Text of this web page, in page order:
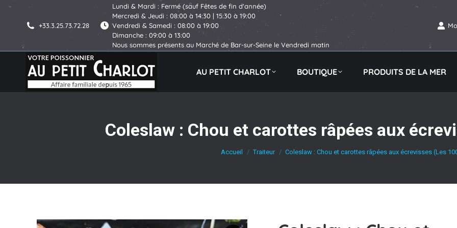
+33.3.25.73.72.28
Lundi & Mardi : Fermé (sauf Fêtes de fin d'année)
Mercredi & Jeudi : 08:00 à 14:30 | 15:30 à 19:00
Vendredi & Samedi : 08:00 à 19:00
Dimanche : 09:00 à 13:00
Nous sommes présents au Marché de Bar-sur-Seine le Vendredi matin
AU PETIT CHARLOT BOUTIQUE PRODUITS DE LA MER
Coleslaw : Chou et carottes râpées aux
Vous êtes ici :
Accueil Traiteur Coleslaw : Chou et carottes râpées aux écrevisses (Les